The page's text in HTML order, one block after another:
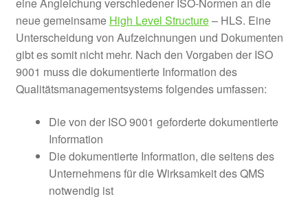
neue gemeinsame High Level Structure– HLS. Eine
Unterscheidung von Aufzeichnungen und Dokumenten
gibt es somit nicht mehr. Nach den Vorgaben der ISO
9001 muss die dokumentierte Information des
Qualitätsmanagementsystems folgendes umfassen:
Die von der ISO 9001 geforderte dokumentierte
Information
Die dokumentierte Information, die seitens des
Unternehmens für die Wirksamkeit des QMS
notwendig ist